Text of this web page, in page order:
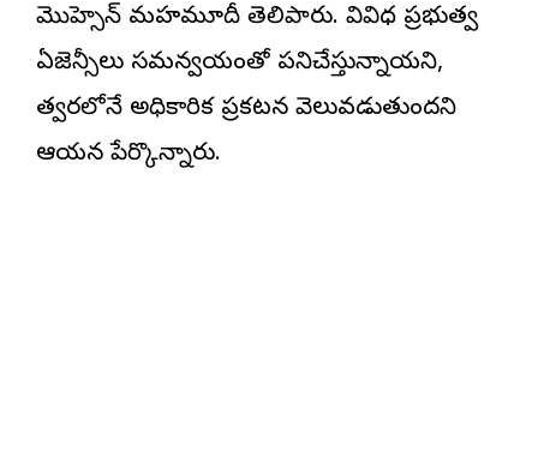
మొహ్సెన్ మహమూదీ తెలిపారు. వివిధ ప్రభుత్వ
ఏజెన్సీలు సమన్వయంతో పనిచేస్తున్నాయని,
త్వరలోనే అధికారిక ప్రకటన వెలువడుతుందని
ఆయన పేర్కొన్నారు.